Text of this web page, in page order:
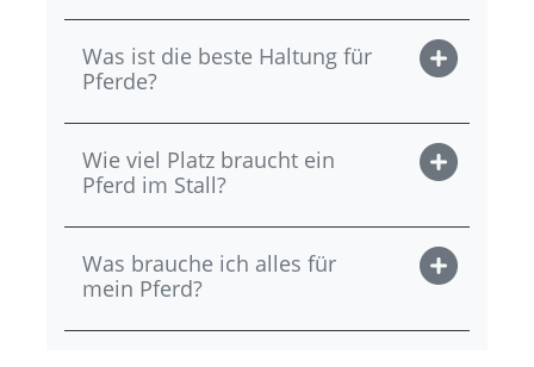
Was ist die beste Haltung für
Pferde?
Wie viel Platz braucht ein
Pferd im Stall?
Was brauche ich alles für
mein Pferd?